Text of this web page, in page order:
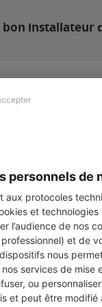
personnels de
aux protocoles
et
l’audience de nos
et de
nous
services de mise
ou
et peut être
installateur
Revue